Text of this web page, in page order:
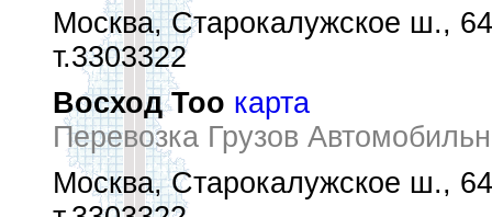
Москва, Старокалужское ш., 64
т.3303322
Восход Тоо карта
Перевозка Грузов
Москва, Старокалужское ш., 64